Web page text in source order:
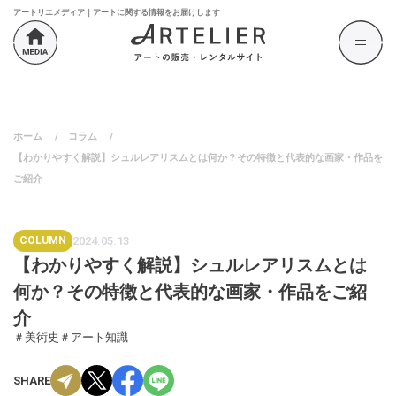
アートリエメディア｜アートに関する情報をお届けします
ホーム / コラム /
【わかりやすく解説】シュルレアリスムとは何か？その特徴と代表的な画家・作品を
ご紹介
COLUMN 2024.05.13
【わかりやすく解説】シュルレアリスムとは
何か？その特徴と代表的な画家・作品をご紹
介
＃美術史 ＃アート知識
SHARE